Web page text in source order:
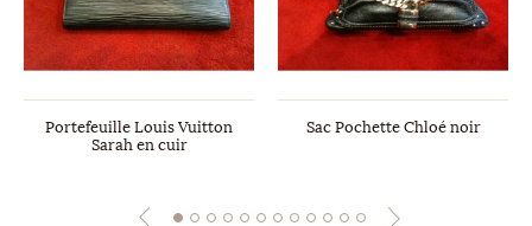
Portefeuille Louis Vuitton
Sarah en cuir
Sac Pochette Chloé noir